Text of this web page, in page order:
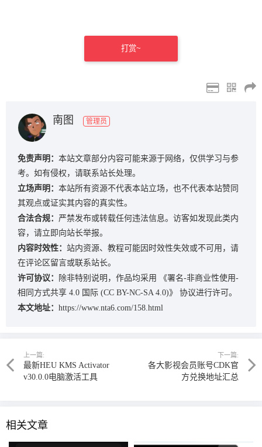
打赏~
南图 管理员
免责声明： 本站文章部分内容可能来源于网络，仅供学习与参
考。如有侵权，请联系站长处理。
立场声明： 本站所有资源不代表本站立场，也不代表本站赞同
其观点或证实其内容的真实性。
合法合规： 严禁发布或转载任何违法信息。访客如发现此类内
容，请立即向站长举报。
内容时效性： 站内资源、教程可能因时效性失效或不可用，请
在评论区留言或联系站长。
许可协议：
除非特别说明，作品均采用
《署名-非商业性使用-
相同方式共享 4.0 国际 (CC BY-NC-SA 4.0)》
协议进行许可。
本文地址： https://www.nta6.com/158.html
上一篇:
最新HEU KMS Activator
v30.0.0电脑激活工具
下一篇:
各大影视会员账号CDK官
方兑换地址汇总
相关文章